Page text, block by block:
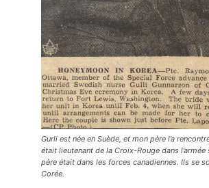
Gurli est née en Suède, et mon père l’a
était lieutenant de la Croix-Rouge dans
père était dans les forces canadiennes. Ils se
Corée.